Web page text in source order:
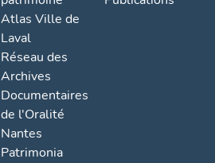
Atlas Ville de
Laval
Réseau des
Archives
Documentaires
de l'Oralité
Nantes
Patrimonia